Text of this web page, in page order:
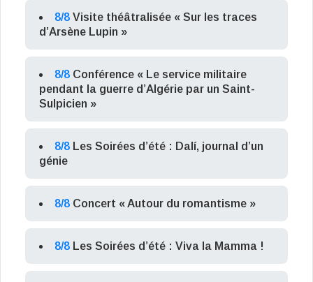
8/8 Visite théâtralisée « Sur les traces
d’Arsène Lupin »
8/8 Conférence « Le service militaire
pendant la guerre d’Algérie par un Saint-
Sulpicien »
8/8 Les Soirées d’été : Dalí, journal d’un
génie
8/8 Concert « Autour du romantisme »
8/8 Les Soirées d’été : Viva la Mamma !